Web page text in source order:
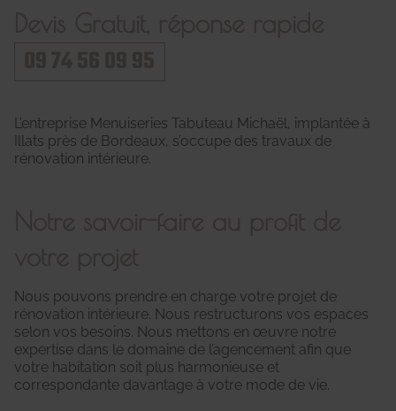
L’entreprise Menuiseries Tabuteau Michaël, implantée à
Illats près de Bordeaux, s’occupe des travaux de
rénovation intérieure.
Nous pouvons prendre en charge votre projet de
rénovation intérieure. Nous restructurons vos espaces
selon vos besoins. Nous mettons en œuvre notre
expertise dans le domaine de l’agencement afin que
votre habitation soit plus harmonieuse et
correspondante davantage à votre mode de vie.